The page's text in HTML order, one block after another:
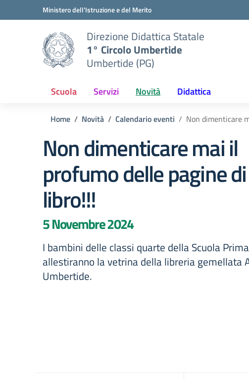
Vai ai contenuti
Vai al menu di navigazioneMinistero dell'Istruzione e del Merito
Direzione Didattica Statale
1° Circolo Umbertide
Umbertide (PG)
Scuola Servizi Novità Didattica
Home Novità Calendario eventi Non dimenticare
Non dimenticare mai il
profumo delle pagine
libro!!!
5 Novembre 2024
I bambini delle classi quarte della Scuola
allestiranno la vetrina della libreria gemellata
Umbertide.